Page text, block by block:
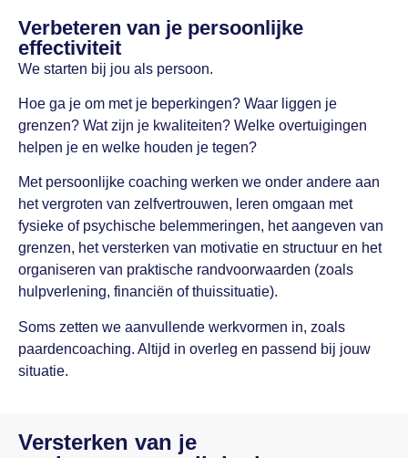
Verbeteren van je persoonlijke
effectiviteit
We starten bij jou als persoon.
Hoe ga je om met je beperkingen? Waar liggen je
grenzen? Wat zijn je kwaliteiten? Welke overtuigingen
helpen je en welke houden je tegen?
Met persoonlijke coaching werken we onder andere aan
het vergroten van zelfvertrouwen, leren omgaan met
fysieke of psychische belemmeringen, het aangeven van
grenzen, het versterken van motivatie en structuur en het
organiseren van praktische randvoorwaarden (zoals
hulpverlening, financiën of thuissituatie).
Soms zetten we aanvullende werkvormen in, zoals
paardencoaching. Altijd in overleg en passend bij jouw
situatie.
Versterken van je